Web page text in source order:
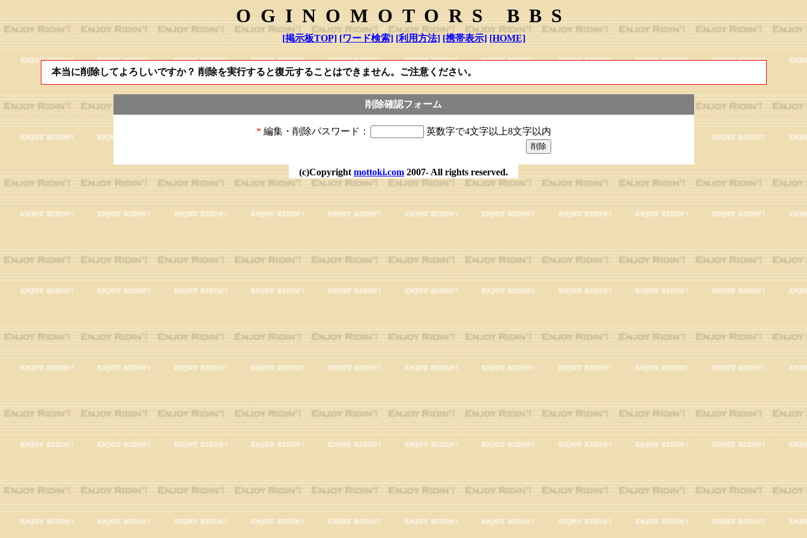
OGINOMOTORS BBS
[掲示板TOP] [ワード検索] [利用方法] [携帯表示] [HOME]
本当に削除してよろしいですか？ 削除を実行すると復元することはできません。ご注意ください。
削除確認フォーム
* 編集・削除パスワード： 英数字で4文字以上8文字以内
(c)Copyright mottoki.com 2007- All rights reserved.